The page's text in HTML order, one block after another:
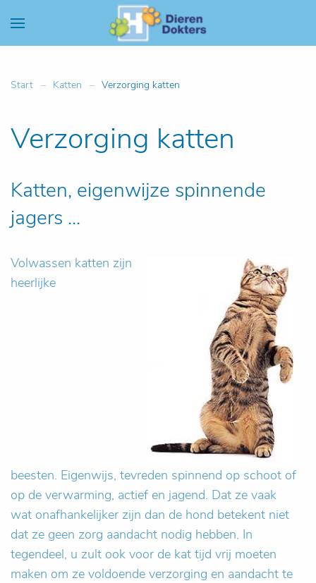
Start Katten Verzorging katten
Verzorging katten
Katten, eigenwijze spinnende
jagers ...
Volwassen katten zijn
heerlijke
beesten. Eigenwijs, tevreden spinnend op schoot of
op de verwarming, actief en jagend. Dat ze vaak
wat onafhankelijker zijn dan de hond betekent niet
dat ze geen zorg aandacht nodig hebben. In
tegendeel, u zult ook voor de kat tijd vrij moeten
maken om ze voldoende verzorging en aandacht te